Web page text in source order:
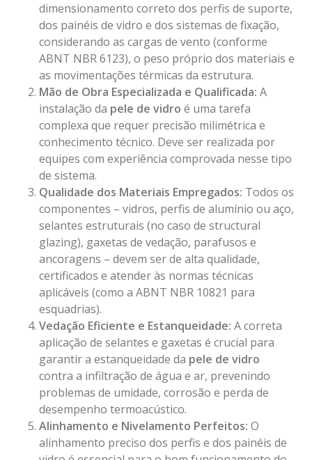
dimensionamento correto dos perfis de suporte,
dos painéis de vidro e dos sistemas de fixação,
considerando as cargas de vento (conforme
ABNT NBR 6123), o peso próprio dos materiais e
as movimentações térmicas da estrutura.
Mão de Obra Especializada e Qualificada: A
instalação da pele de vidro é uma tarefa
complexa que requer precisão milimétrica e
conhecimento técnico. Deve ser realizada por
equipes com experiência comprovada nesse tipo
de sistema.
Qualidade dos Materiais Empregados: Todos os
componentes – vidros, perfis de alumínio ou aço,
selantes estruturais (no caso de structural
glazing), gaxetas de vedação, parafusos e
ancoragens – devem ser de alta qualidade,
certificados e atender às normas técnicas
aplicáveis (como a ABNT NBR 10821 para
esquadrias).
Vedação Eficiente e Estanqueidade: A correta
aplicação de selantes e gaxetas é crucial para
garantir a estanqueidade da pele de vidro
contra a infiltração de água e ar, prevenindo
problemas de umidade, corrosão e perda de
desempenho termoacústico.
Alinhamento e Nivelamento Perfeitos: O
alinhamento preciso dos perfis e dos painéis de